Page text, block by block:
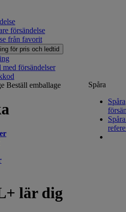
försändelse
från favorit
för pris och ledtid
försändelser
Beställ emballage
lär dig
Spåra
Spåra